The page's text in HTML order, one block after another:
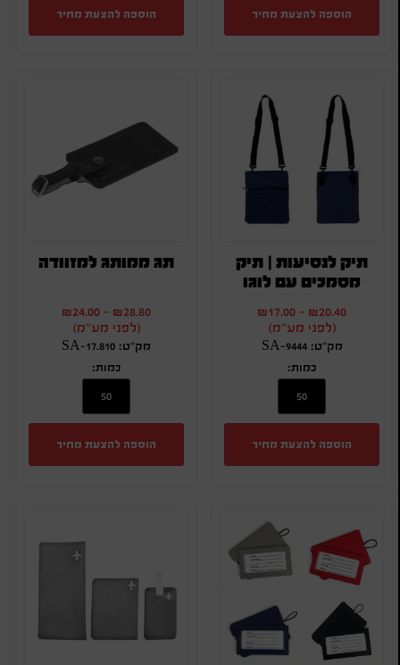
הוספה להצעת מחיר הוספה להצעת מחיר
תיק לנסיעות | תיק
מסמכים עם לוגו
₪20.40
-
₪17.00
(לפני מע"מ)
מק"ט: SA-9444
כמות:
הוספה להצעת מחיר
תג ממותג למזוודה
₪28.80
-
₪24.00
(לפני מע"מ)
מק"ט: SA-17.810
כמות:
הוספה להצעת מחיר